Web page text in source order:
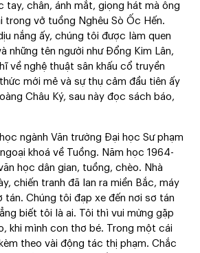
tay, chân, ánh mắt, giọng hát mà ông
trong vở tuồng Nghêu Sò Ốc Hến.
nắng ấy, chúng tôi được làm quen
những tên người như Đổng Kim Lân,
về nghệ thuật sân khấu cổ truyền
mới mẻ và sự thụ cảm đầu tiên ấy
Châu Ký, sau này đọc sách báo,
ngành Văn trường Đại học Sư phạm
khoá về Tuồng. Năm học 1964-
học dân gian, tuồng, chèo. Nhà
chiến tranh đã lan ra miền Bắc, máy
tán. Chúng tôi đạp xe đến nơi sơ tán
biết tôi là ai. Tôi thì vui mừng gặp
khi mình con thơ bé. Trong một cái
theo vài động tác thị phạm. Chắc